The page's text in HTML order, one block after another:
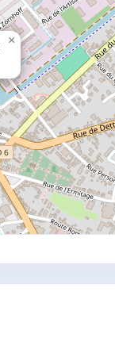
×